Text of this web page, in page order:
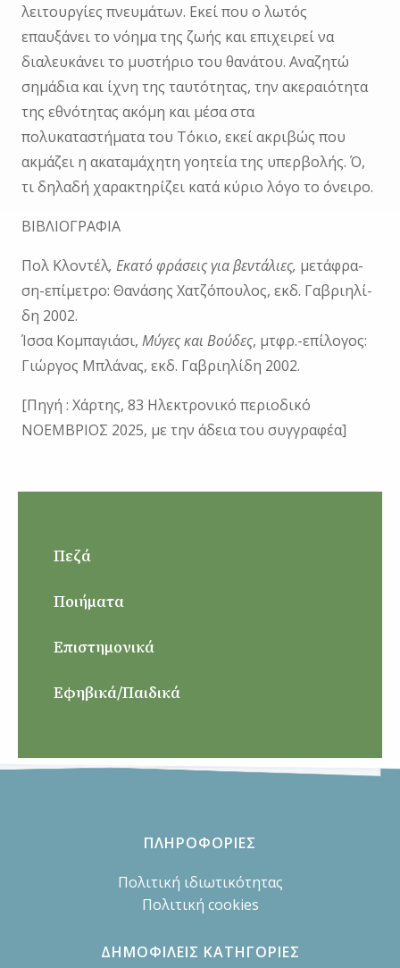
Πεζά
Ποιήματα
Επιστημονικά
Εφηβικά/Παιδικά
λειτουργίες πνευμάτων. Εκεί που ο λωτός
επαυξάνει το νόημα της ζωής και επιχειρεί να
διαλευκάνει το μυστήριο του θανάτου. Αναζητώ
σημάδια και ίχνη της ταυτότητας, την ακεραιότητα
της εθνότητας ακόμη και μέσα στα
πολυκαταστήματα του Τόκιο, εκεί ακριβώς που
ακμάζει η ακαταμάχητη γοητεία της υπερβολής. Ό,
τι δηλαδή χαρακτηρίζει κατά κύριο λόγο το όνειρο.
ΒΙΒΛΙΟΓΡΑΦΙΑ
Πολ Κλο­ντέλ, Εκα­τό φρά­σεις για βε­ντά­λιες, με­τά­φρα­
ση-επί­με­τρο: Θα­νά­σης Χα­τζό­που­λος, εκδ. Γα­βρι­η­λί­
δη 2002.
Ίσ­σα Κο­μπα­γιά­σι, Μύ­γες και Βού­δες, μτ­φρ.-επί­λο­γος:
Γιώρ­γος Μπλά­νας, εκδ. Γα­βρι­η­λί­δη 2002.
[Πηγή : Χάρτης, 83 Ηλεκτρονικό περιοδικό
ΝΟΕΜΒΡΙΟΣ 2025, με την άδεια του συγγραφέα]
ΠΛΗΡΟΦΟΡΙΕΣ
Πολιτική ιδιωτικότητας
Πολιτική cookies
ΔΗΜΟΦΙΛΕΙΣ ΚΑΤΗΓΟΡΙΕΣ